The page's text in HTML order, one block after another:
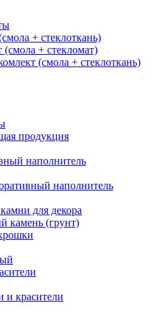
+ стеклоткань)
(смола + стекломат)
(смола + стеклоткань)
продукция
наполнитель
наполнитель
для декора
камень (грунт)
и красители